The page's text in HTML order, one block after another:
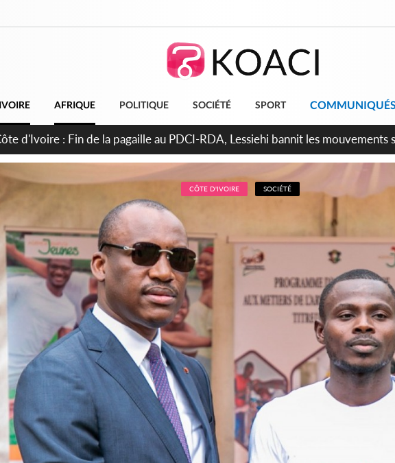
AFRIQUE POLITIQUE SOCIÉTÉ SPORT COMMUNIQUÉS
d'Ivoire : Ouattara promet des sanctions contre les déguerpissements
CÔTE D'IVOIRE SOCIÉTÉ